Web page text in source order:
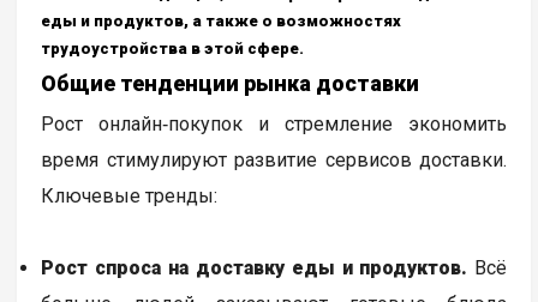
еды и продуктов, а также о возможностях
трудоустройства в этой сфере.
Общие тенденции рынка доставки
Рост онлайн‑покупок и стремление экономить
время стимулируют развитие сервисов доставки.
Ключевые тренды:
Рост спроса на доставку еды и продуктов. Всё